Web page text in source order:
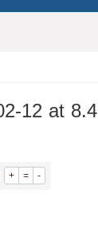
12 at
+ = -